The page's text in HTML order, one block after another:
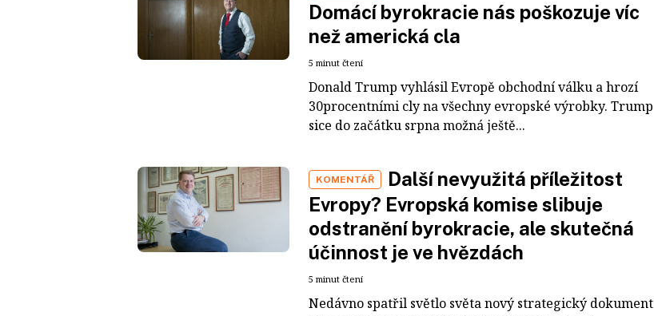
Domácí byrokracie nás poškozuje víc
než americká cla
5 minut čtení
Donald Trump vyhlásil Evropě obchodní válku a hrozí
30procentními cly na všechny evropské výrobky. Trump
sice do začátku srpna možná ještě...
KOMENTÁŘ
Další nevyužitá příležitost
Evropy? Evropská komise slibuje
odstranění byrokracie, ale skutečná
účinnost je ve hvězdách
5 minut čtení
Nedávno spatřil světlo světa nový strategický dokument